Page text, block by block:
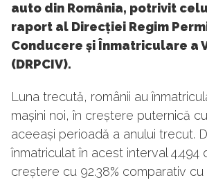
auto din România, potrivit
raport al Direcției Regim
Conducere și Înmatriculare a
(DRPCIV).
Luna trecută, românii au
mașini noi, în creștere puternică
aceeași perioadă a anului trecut.
înmatriculat în acest interval 4.494
creștere cu 92.38% comparativ cu